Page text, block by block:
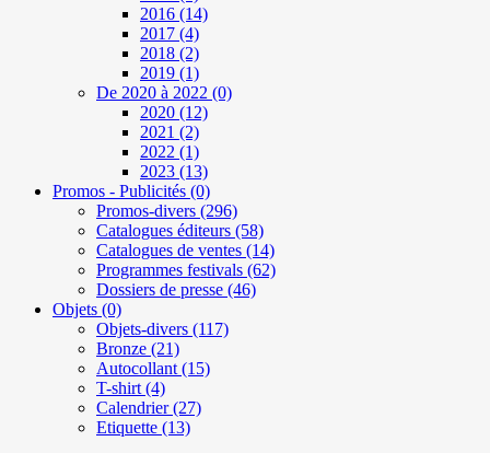
2016 (14)
2017 (4)
2018 (2)
2019 (1)
De 2020 à 2022 (0)
2020 (12)
2021 (2)
2022 (1)
2023 (13)
Promos - Publicités (0)
Promos-divers (296)
Catalogues éditeurs (58)
Catalogues de ventes (14)
Programmes festivals (62)
Dossiers de presse (46)
Objets (0)
Objets-divers (117)
Bronze (21)
Autocollant (15)
T-shirt (4)
Calendrier(27)
Etiquette (13)